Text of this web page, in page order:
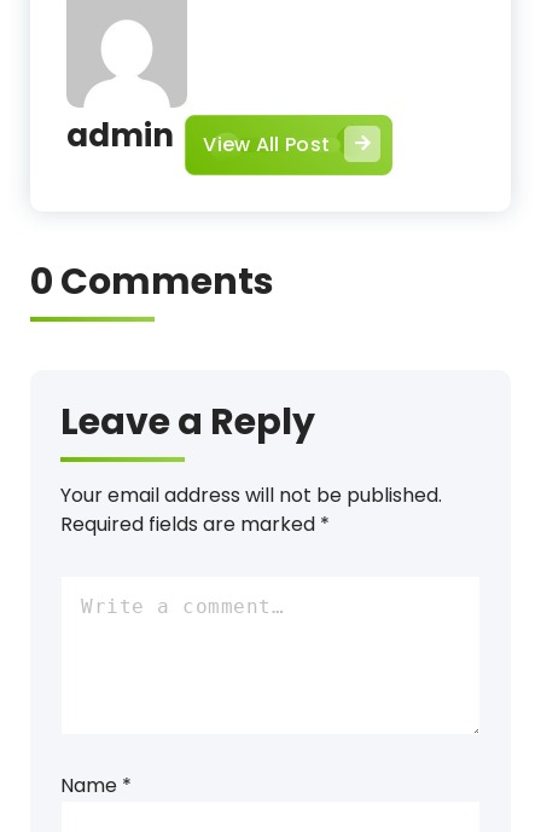
admin View All Post
0 Comments
Leave a Reply
Your email address will not be published.
Required fields are marked *
Name *